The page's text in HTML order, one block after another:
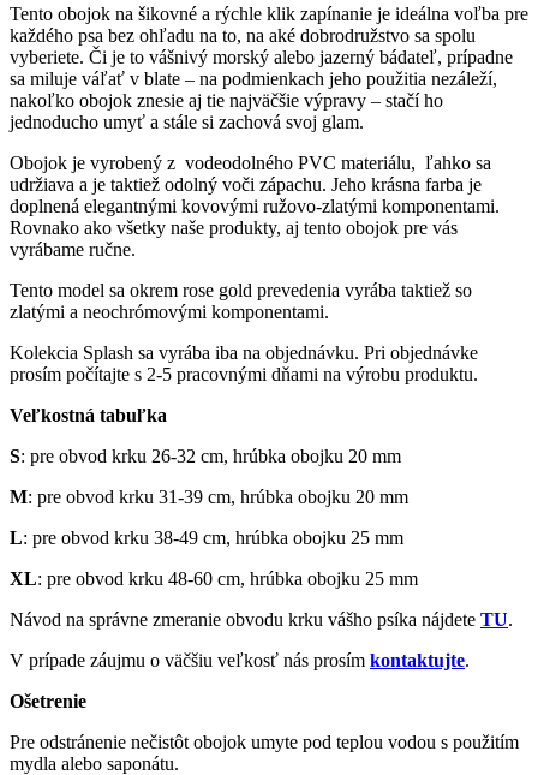
Tento obojok na šikovné a rýchle klik zapínanie je ideálna voľba pre
každého psa bez ohľadu na to, na aké dobrodružstvo sa spolu
vyberiete. Či je to vášnivý morský alebo jazerný bádateľ, prípadne
sa miluje váľať v blate – na podmienkach jeho použitia nezáleží,
nakoľko obojok znesie aj tie najväčšie výpravy – stačí ho
jednoducho umyť a stále si zachová svoj glam.
Obojok je vyrobený z vodeodolného PVC materiálu, ľahko sa
udržiava a je taktiež odolný voči zápachu. Jeho krásna farba je
doplnená elegantnými kovovými ružovo-zlatými komponentami.
Rovnako ako všetky naše produkty, aj tento obojok pre vás
vyrábame ručne.
Tento model sa okrem rose gold prevedenia vyrába taktiež so
zlatými a neochrómovými komponentami.
Kolekcia Splash sa vyrába iba na objednávku. Pri objednávke
prosím počítajte s 2-5 pracovnými dňami na výrobu produktu.
Veľkostná tabuľka
S: pre obvod krku 26-32 cm, hrúbka obojku 20 mm
M: pre obvod krku 31-39 cm, hrúbka obojku 20 mm
L: pre obvod krku 38-49 cm, hrúbka obojku 25 mm
XL: pre obvod krku 48-60 cm, hrúbka obojku 25 mm
Návod na správne zmeranie obvodu krku vášho psíka nájdete TU.
V prípade záujmu o väčšiu veľkosť nás prosím kontaktujte.
Ošetrenie
Pre odstránenie nečistôt obojok umyte pod teplou vodou s použitím
mydla alebo saponátu.